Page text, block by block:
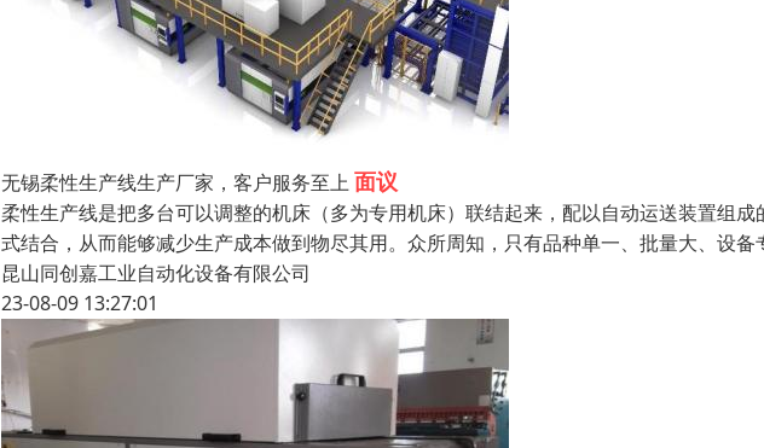
无锡柔性生产线生产厂家，客户服务至上 面议
柔性生产线是把多台可以调整的机床（多为专用机床）联结起来，配以自动运送装置组
式结合，从而能够减少生产成本做到物尽其用。众所周知，只有品种单一、批量大、设
昆山同创嘉工业自动化设备有限公司
23-08-09 13:27:01